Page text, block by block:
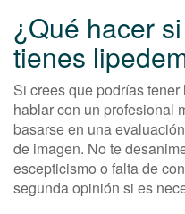
¿Qué hacer
tienes
Si crees que podrías
hablar con un profesional
basarse en una
de imagen. No te
escepticismo o falta de
segunda opinión si es